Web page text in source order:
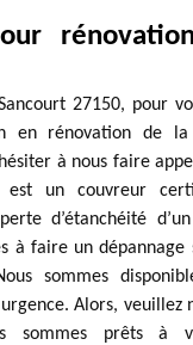
27150, pour
en rénovation de
à nous faire
est un couvreur
d’étanchéité
à faire un
sommes
Alors, veuillez
sommes prêts à